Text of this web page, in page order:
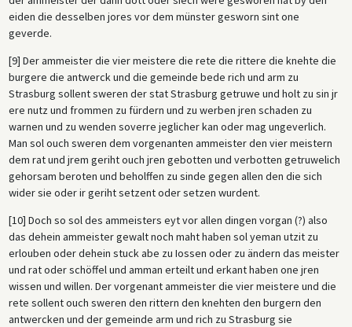
eiden die desselben jores vor dem münster gesworn sint one
geverde.
[9] Der ammeister die vier meistere die rete die rittere die knehte die
burgere die antwerck und die gemeinde bede rich und arm zu
Strasburg sollent sweren der stat Strasburg getruwe und holt zu sin jr
ere nutz und frommen zu fürdern und zu werben jren schaden zu
warnen und zu wenden soverre jeglicher kan oder mag ungeverlich.
Man sol ouch sweren dem vorgenanten ammeister den vier meistern
dem rat und jrem geriht ouch jren gebotten und verbotten getruwelich
gehorsam beroten und beholffen zu sinde gegen allen den die sich
wider sie oder ir geriht setzent oder setzen wurdent.
[10] Doch so sol des ammeisters eyt vor allen dingen vorgan (?) also
das dehein ammeister gewalt noch maht haben sol yeman utzit zu
erlouben oder dehein stuck abe zu Iossen oder zu ändern das meister
und rat oder schöffel und amman erteilt und erkant haben one jren
wissen und willen. Der vorgenant ammeister die vier meistere und die
rete sollent ouch sweren den rittern den knehten den burgern den
antwercken und der gemeinde arm und rich zu Strasburg sie